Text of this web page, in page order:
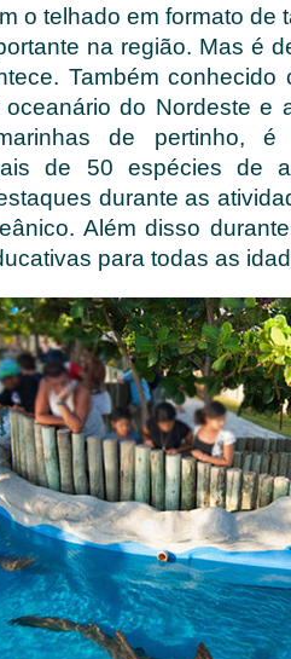
o telhado em formato de
na região. Mas é
Também conhecido
do Nordeste e
de pertinho, é
de 50 espécies de
durante as
Além disso
para todas as